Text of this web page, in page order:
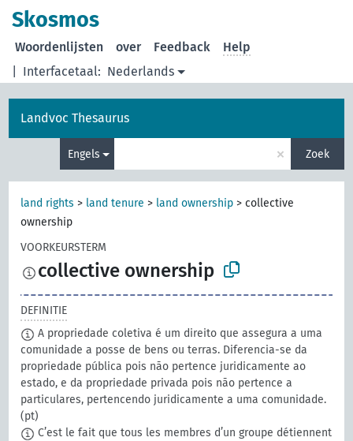
Skosmos
Interfacetaal: Nederlands
Woordenlijsten over Feedback Help
Landvoc Thesaurus
Engels × Zoek
land rights > land tenure > land ownership >collective
ownership
VOORKEURSTERM
collective ownership
DEFINITIE
A propriedade coletiva é um direito que assegura a uma
comunidade a posse de bens ou terras. Diferencia-se da
propriedade pública pois não pertence juridicamente ao
estado, e da propriedade privada pois não pertence a
particulares, pertencendo juridicamente a uma comunidade.
(pt)
C’est le fait que tous les membres d’un groupe détiennent